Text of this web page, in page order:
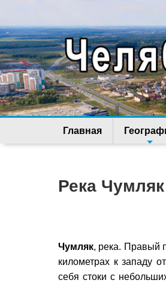
Главная
Река Чумляк
Чумляк, река. Правый
километрах к западу
себя стоки с